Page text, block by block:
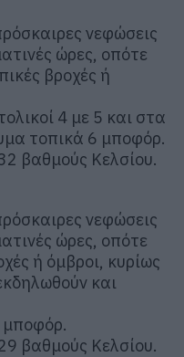
νεφώσεις
ώρες, οπότε
βροχές ή
4 με 5 και στα
τοπικά 6 μποφόρ.
βαθμούς Κελσίου.
νεφώσεις
ώρες, οπότε
ή όμβροι, κυρίως
και
μποφόρ.
βαθμούς Κελσίου.